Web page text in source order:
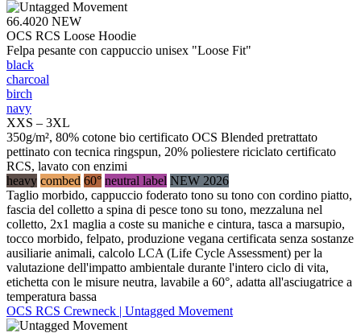
66.4020 NEW
OCS RCS Loose Hoodie
Felpa pesante con cappuccio unisex "Loose Fit"
black
charcoal
birch
navy
XXS – 3XL
350g/m², 80% cotone bio certificato OCS Blended pretrattato
pettinato con tecnica ringspun, 20% poliestere riciclato certificato
RCS, lavato con enzimi
heavy combed 60° neutral label NEW 2026
Taglio morbido, cappuccio foderato tono su tono con cordino piatto,
fascia del colletto a spina di pesce tono su tono, mezzaluna nel
colletto, 2x1 maglia a coste su maniche e cintura, tasca a marsupio,
tocco morbido, felpato, produzione vegana certificata senza sostanze
ausiliarie animali, calcolo LCA (Life Cycle Assessment) per la
valutazione dell'impatto ambientale durante l'intero ciclo di vita,
etichetta con le misure neutra, lavabile a 60°, adatta all'asciugatrice a
temperatura bassa
OCS RCS Crewneck | Untagged Movement